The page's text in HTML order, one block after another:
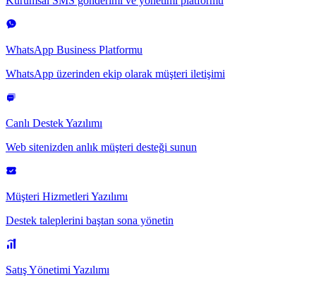
WhatsApp Business Platformu
WhatsApp üzerinden ekip olarak müşteri iletişimi
Canlı Destek Yazılımı
Web sitenizden anlık müşteri desteği sunun
Müşteri Hizmetleri Yazılımı
Destek taleplerini baştan sona yönetin
Satış Yönetimi Yazılımı